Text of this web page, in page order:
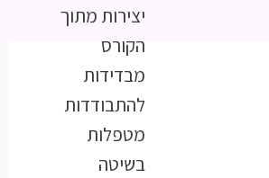
יצירות מתוך
הקורס
מבדידות
להתבודדות
מטפלות
בשיטה